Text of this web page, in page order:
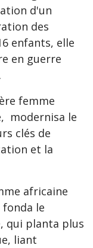
d'un
des
enfants, elle
en guerre
femme
modernisa le
clés de
et la
africaine
fonda le
qui planta plus
liant